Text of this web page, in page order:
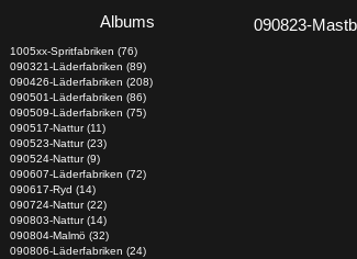
Albums
1005xx-Spritfabriken (76)
090321-Läderfabriken (89)
090426-Läderfabriken (208)
090501-Läderfabriken (86)
090509-Läderfabriken (75)
090517-Nattur (11)
090523-Nattur (23)
090524-Nattur (9)
090607-Läderfabriken (72)
090617-Ryd (14)
090724-Nattur (22)
090803-Nattur (14)
090804-Malmö (32)
090806-Läderfabriken (24)
090823-